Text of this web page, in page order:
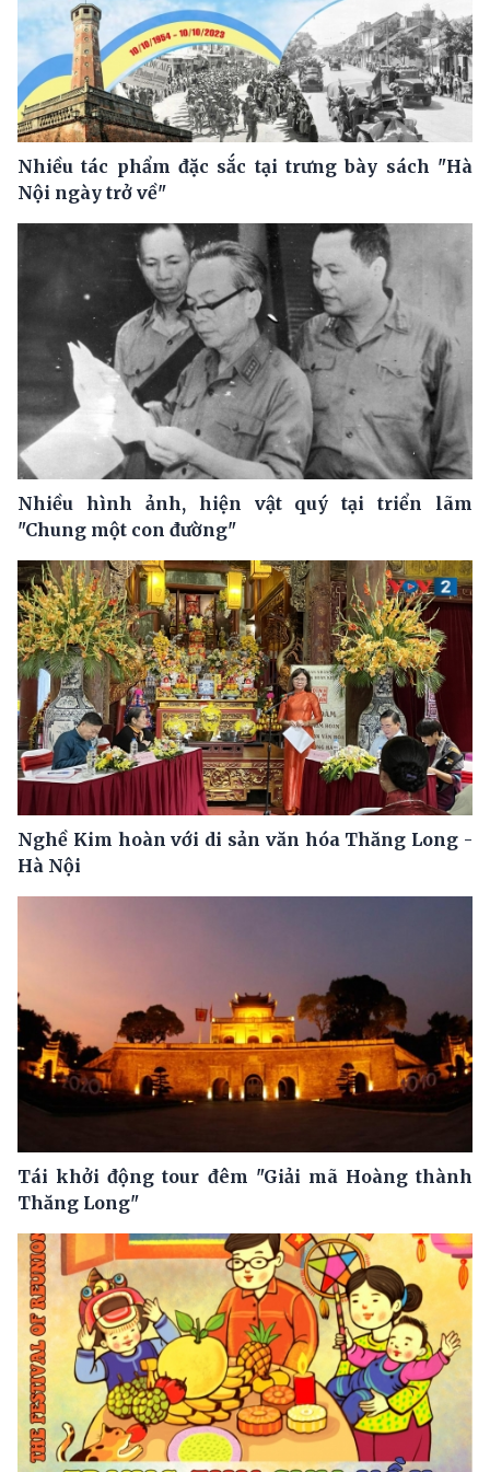
Nhiều tác phẩm đặc sắc tại trưng bày sách "Hà
Nội ngày trở về"
Nhiều hình ảnh, hiện vật quý tại triển lãm
"Chung một con đường"
Nghề Kim hoàn với di sản văn hóa Thăng Long -
Hà Nội
Tái khởi động tour đêm "Giải mã Hoàng thành
Thăng Long"